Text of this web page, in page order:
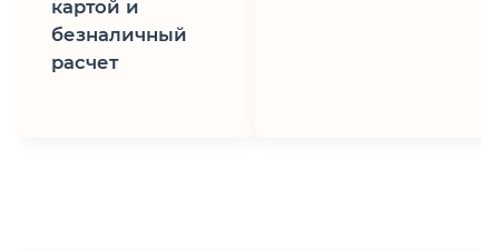
картой и
безналичный
расчет